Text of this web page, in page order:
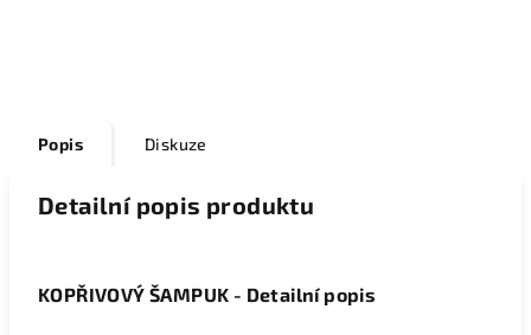
Popis Diskuze
Detailní popis produktu
KOPŘIVOVÝ ŠAMPUK - Detailní popis